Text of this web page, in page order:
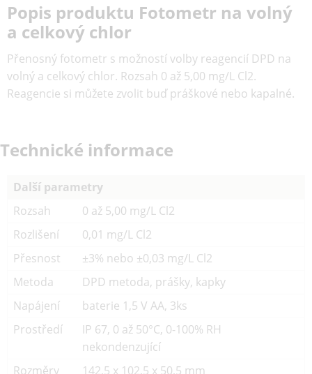
Popis produktu Fotometr na volný
a celkový chlor
Přenosný fotometr s možností volby reagencií DPD na
volný a celkový chlor. Rozsah 0 až 5,00 mg/L Cl2.
Reagencie si můžete zvolit buď práškové nebo kapalné.
Technické informace
Další parametry
Rozsah
0 až 5,00 mg/L Cl2
Rozlišení
0,01 mg/L Cl2
Přesnost
±3% nebo ±0,03 mg/L Cl2
Metoda
DPD metoda, prášky, kapky
Napájení
baterie 1,5 V AA, 3ks
Prostředí
IP 67, 0 až 50°C, 0-100% RH
nekondenzující
Rozměry
142,5 x 102,5 x 50,5 mm